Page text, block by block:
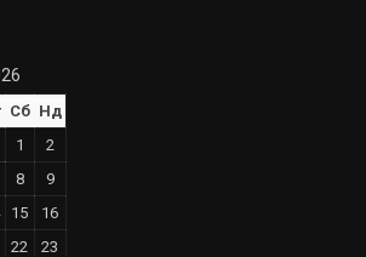
Сб Нд
1
2
8
9
15
16
22
23